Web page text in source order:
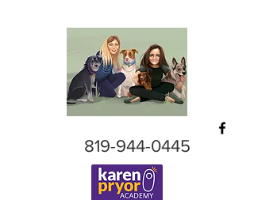
819-944-0445